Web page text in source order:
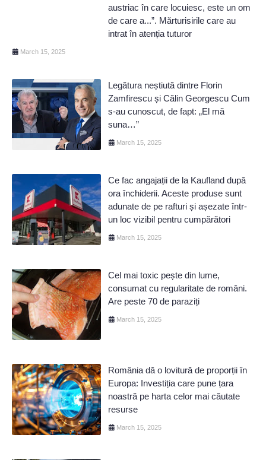
austriac în care locuiesc, este un om
de care a...”. Mărturisirile care au
intrat în atenția tuturor
March 15, 2025
Legătura neștiută dintre Florin
Zamfirescu și Călin Georgescu Cum
s-au cunoscut, de fapt: „El mă
suna…”
March 15, 2025
Ce fac angajații de la Kaufland după
ora închiderii. Aceste produse sunt
adunate de pe rafturi și așezate într-
un loc vizibil pentru cumpărători
March 15, 2025
Cel mai toxic pește din lume,
consumat cu regularitate de români.
Are peste 70 de paraziți
March 15, 2025
România dă o lovitură de proporții în
Europa: Investiția care pune țara
noastră pe harta celor mai căutate
resurse
March 15, 2025